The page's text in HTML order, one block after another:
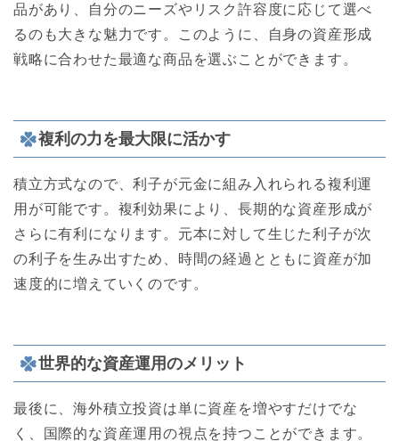
品があり、自分のニーズやリスク許容度に応じて選べ
るのも大きな魅力です。このように、自身の資産形成
戦略に合わせた最適な商品を選ぶことができます。
複利の力を最大限に活かす
積立方式なので、利子が元金に組み入れられる複利運
用が可能です。複利効果により、長期的な資産形成が
さらに有利になります。元本に対して生じた利子が次
の利子を生み出すため、時間の経過とともに資産が加
速度的に増えていくのです。
世界的な資産運用のメリット
最後に、海外積立投資は単に資産を増やすだけでな
く、国際的な資産運用の視点を持つことができます。